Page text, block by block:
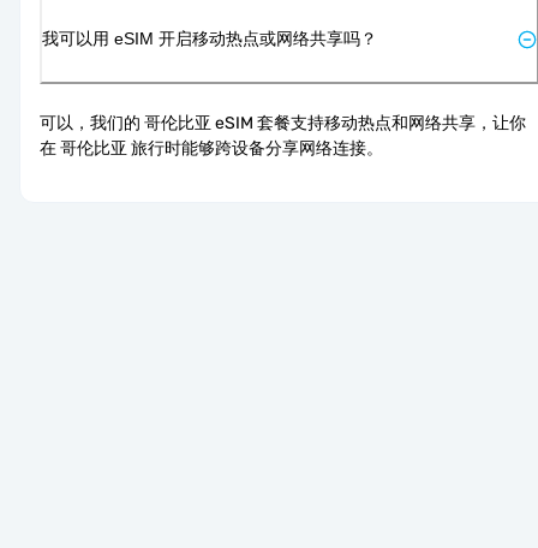
我可以用 eSIM 开启移动热点或网络共享吗？
可以，我们的 哥伦比亚 eSIM 套餐支持移动热点和网络共享，让你
在 哥伦比亚 旅行时能够跨设备分享网络连接。